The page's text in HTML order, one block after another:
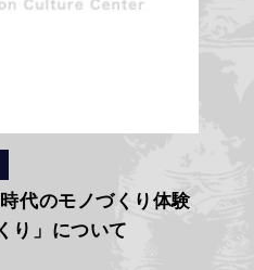
代のモノづくり体験
」について